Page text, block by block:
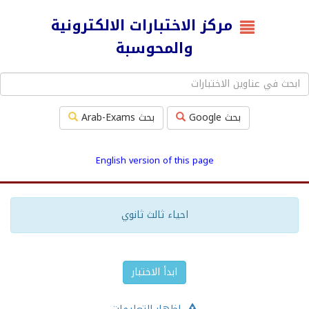
مركز الاختبارات الالكترونية
والمحوسبة
بحث Google بحث Arab-Exams
English version of this page
احياء ثالث ثانوي
ابدأ الاختبار